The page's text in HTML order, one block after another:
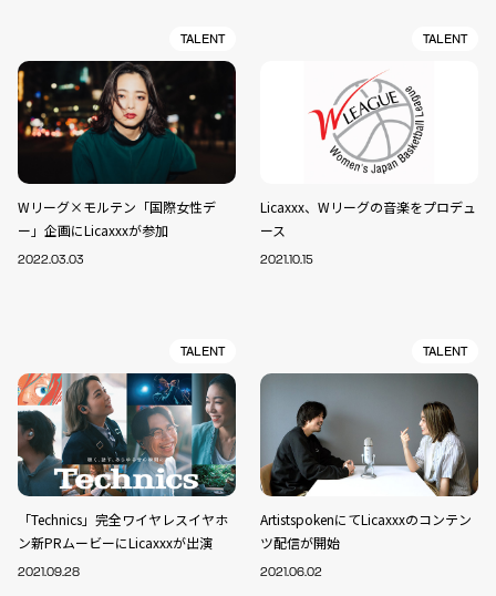
TALENT
Wリーグ×モルテン「国際女性デ
ー」企画にLicaxxxが参加
2022.03.03
TALENT
Licaxxx、Wリーグの音楽をプロデュ
ース
2021.10.15
TALENT
「Technics」完全ワイヤレスイヤホ
ン新PRムービーにLicaxxxが出演
2021.09.28
TALENT
ArtistspokenにてLicaxxxのコンテン
ツ配信が開始
2021.06.02